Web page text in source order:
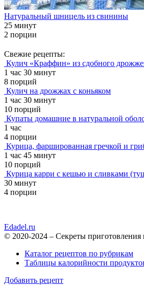
Натуральный шницель из свинины
25 минут
2 порции
Свежие рецепты:
Кулич «Краффин» из сдобного
1 час 30 минут
8 порций
Кулич на дрожжах с коньяком
1 час 30 минут
10 порций
Купаты домашние в натуральной
1 час
4 порции
Курица, фаршированная гречкой и
1 час 45 минут
10 порций
Курица карри с кешью и сливками
30 минут
4 порции
Edadel.ru
© 2020-2024 – Секреты приготовления
Каталог рецептов по рубрикам
Таблицы калорийности
Добавить рецепт